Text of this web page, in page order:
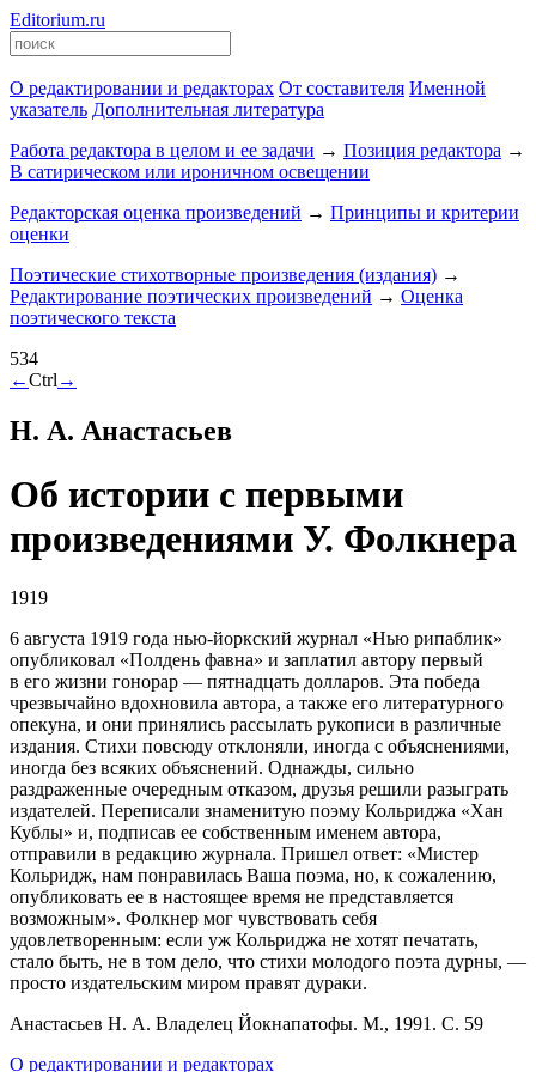
Editorium.ru
О редактировании и редакторах От составителя Именной
указатель Дополнительная литература
Работа редактора в целом и ее задачи → Позиция редактора →
В сатирическом или ироничном освещении
Редакторская оценка произведений → Принципы и критерии
оценки
Поэтические стихотворные произведения (издания) →
Редактирование поэтических произведений → Оценка
поэтического текста
534
←Ctrl →
Н. А. Анастасьев
Об истории с первыми
произведениями У. Фолкнера
1919
6 августа 1919 года нью-йоркский журнал «Нью рипаблик»
опубликовал «Полдень фавна» и заплатил автору первый
в его жизни гонорар — пятнадцать долларов. Эта победа
чрезвычайно вдохновила автора, а также его литературного
опекуна, и они принялись рассылать рукописи в различные
издания. Стихи повсюду отклоняли, иногда с объяснениями,
иногда без всяких объяснений. Однажды, сильно
раздраженные очередным отказом, друзья решили разыграть
издателей. Переписали знаменитую поэму Кольриджа «Хан
Кублы» и, подписав ее собственным именем автора,
отправили в редакцию журнала. Пришел ответ: «Мистер
Кольридж, нам понравилась Ваша поэма, но, к сожалению,
опубликовать ее в настоящее время не представляется
возможным». Фолкнер мог чувствовать себя
удовлетворенным: если уж Кольриджа не хотят печатать,
стало быть, не в том дело, что стихи молодого поэта дурны, —
просто издательским миром правят дураки.
Анастасьев Н. А. Владелец Йокнапатофы. М., 1991. С. 59
О редактировании и редакторах